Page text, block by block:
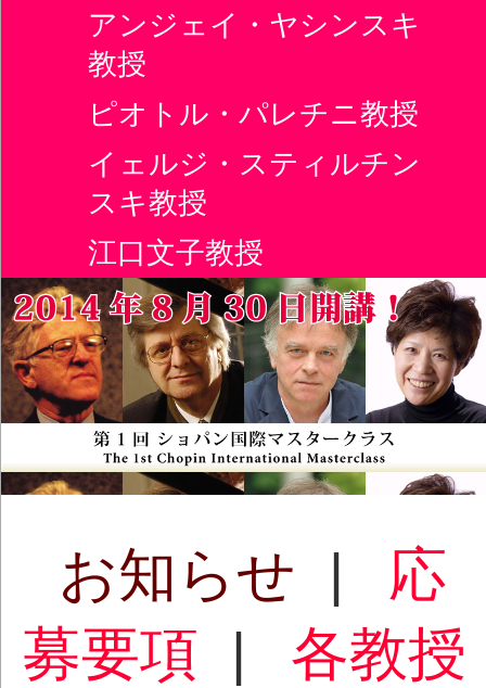
アンジェイ・ヤシンスキ
教授
ピオトル・パレチニ教授
イェルジ・スティルチン
スキ教授
江口文子教授
お知らせ |
応
募要項 |
各教授